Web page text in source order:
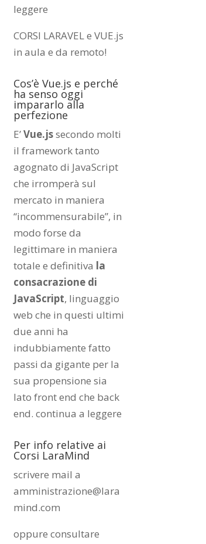
leggere
CORSI LARAVEL e VUE.js
in aula e da remoto!
Cos’è Vue.js e perché
ha senso oggi
impararlo alla
perfezione
E’Vue.jssecondo molti
il framework tanto
agognato di JavaScript
che irromperà sul
mercato in maniera
“incommensurabile”, in
modo forse da
legittimare in maniera
totale e definitiva la
consacrazione di
JavaScript, linguaggio
web che in questi ultimi
due anni ha
indubbiamente fatto
passi da gigante per la
sua propensione sia
lato front end che back
end.continua a leggere
Per info relative ai
Corsi LaraMind
scrivere mail a
amministrazione@lara
mind.com
oppure consultare